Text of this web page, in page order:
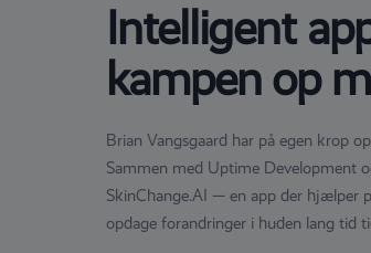
Intelligent
kampen op
Brian Vangsgaard har på egen krop
Sammen med Uptime Development
SkinChange.AI — en app der hjælper
opdage forandringer i huden lang tid